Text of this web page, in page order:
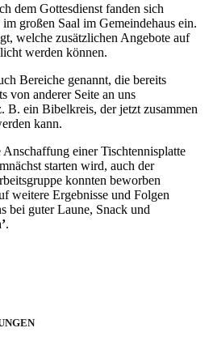
dem Gottesdienst fanden sich
im großen Saal im Gemeindehaus ein.
welche zusätzlichen Angebote auf
werden können.
Bereiche genannt, die bereits
von anderer Seite an uns
B. ein Bibelkreis, der jetzt zusammen
kann.
einer Tischtennisplatte
starten wird, auch der
konnten beworben
weitere Ergebnisse und Folgen
bei guter Laune, Snack und
.